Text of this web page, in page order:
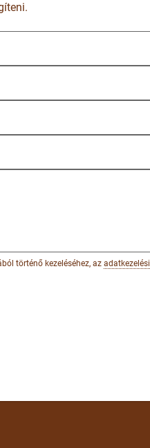
történő kezeléséhez, az adatkezelési